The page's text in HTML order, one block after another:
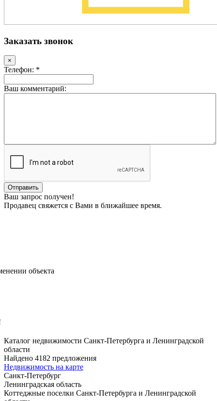
Заказать звонок
×
Телефон: *
Ваш комментарий:
Ваш запрос получен!
Продавец свяжется с Вами в ближайшее время.
объекта
Каталог недвижимости Санкт-Петербурга и Ленинградской
области
Найдено 4182 предложения
Недвижимость на карте
Санкт-Петербург
Ленинградская область
Коттеджные поселки Санкт-Петербурга и Ленинградской